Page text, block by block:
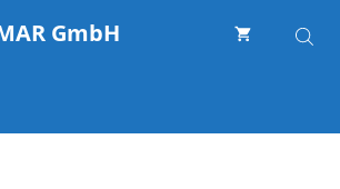
GmbH